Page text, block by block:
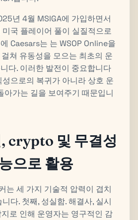
년 4월 MSIGA에 가입하면서
국 플레이어 풀이 실질적으로
Caesars는 는 WSOP Online을
쳐 유동성을 모으는 최초의 운
다. 이러한 발전이 중요합니다
으로의 복귀가 아니라 상호 운
아가는 길을 보여주기 때문입니
crypto 및 무결성
으로 활용
는 세 가지 기술적 압력이 겹치
다. 첫째, 성실함. 해결사, 실시
로 인해 운영자는 영구적인 감